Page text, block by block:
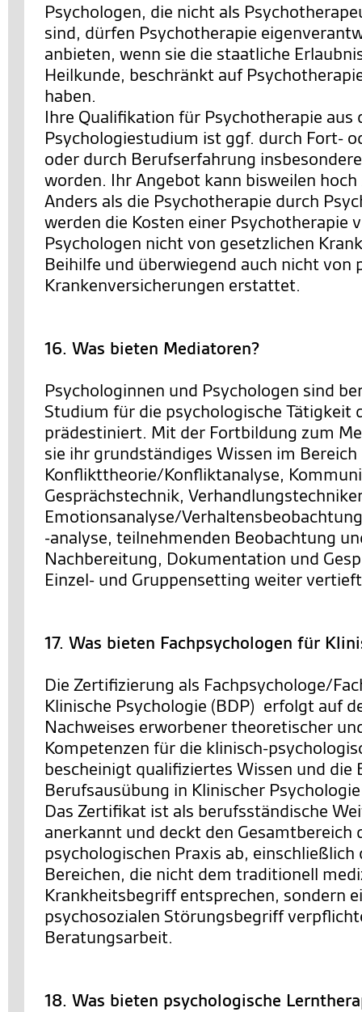
Psychologen, die nicht als
sind, dürfen Psychotherapie
anbieten, wenn sie die staatliche
Heilkunde, beschränkt auf
haben.
Ihre Qualifikation für Psychotherapie aus
Psychologiestudium ist ggf. durch Fort-
oder durch Berufserfahrung
worden. Ihr Angebot kann bisweilen
Anders als die Psychotherapie durch
werden die Kosten einer Psychotherapie
Psychologen nicht von gesetzlichen
Beihilfe und überwiegend auch nicht von
Krankenversicherungen erstattet.
16. Was bieten Mediatoren?
Psychologinnen und Psychologen sind
Studium für die psychologische Tätigkeit
prädestiniert. Mit der Fortbildung zum
sie ihr grundständiges Wissen im Bereich
Konflikttheorie/Konfliktanalyse,
Gesprächstechnik,
Emotionsanalyse/
-analyse, teilnehmenden Beobachtung
Nachbereitung, Dokumentation und
Einzel- und Gruppensetting weiter
17. Was bieten Fachpsychologen für
Die Zertifizierung als Fachpsychologe/
Klinische Psychologie (BDP) erfolgt auf
Nachweises erworbener theoretischer
Kompetenzen für die klinisch-
bescheinigt qualifiziertes Wissen und die
Berufsausübung in Klinischer
Das Zertifikat ist als berufsständische
anerkannt und deckt den Gesamtbereich
psychologischen Praxis ab,
Bereichen, die nicht dem traditionell
Krankheitsbegriff entsprechen, sondern
psychosozialen Störungsbegriff
Beratungsarbeit.
18. Was bieten psychologische